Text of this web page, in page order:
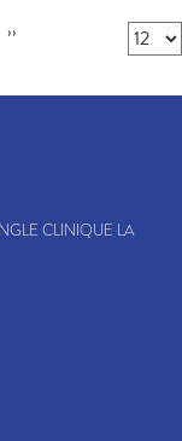
››
CLINIQUE LA